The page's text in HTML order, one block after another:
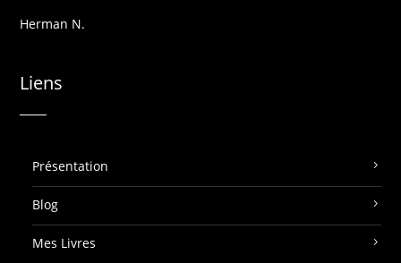
Herman N.
Liens
Présentation
Blog
Mes Livres